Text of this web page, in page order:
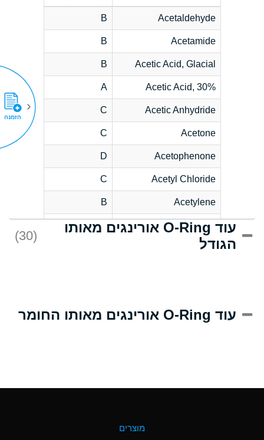
Acetaldehyde
B
Acetamide
B
Acetic Acid, Glacial
B
Acetic Acid, 30%
A
Acetic Anhydride
C
Acetone
C
Acetophenone
D
Acetyl Chloride
C
Acetylene
B
Acrlylonitrile
D
Adipic Acid
(Aqueous)
עוד O-Ring אורינגים מאותו
הגודל
(30)
עוד O-Ring אורינגים מאותו החומר
מוצרים
הזמנה